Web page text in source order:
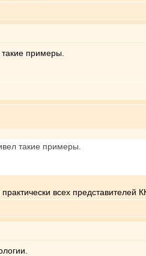
примеры.
такие примеры.
всех представителей